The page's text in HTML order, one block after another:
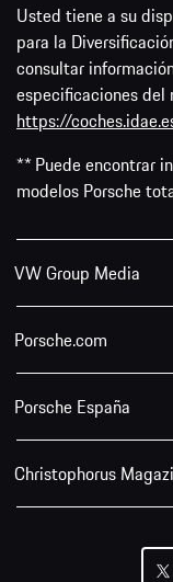
Usted tiene a su
para la
consultar
especificaciones del
https://
** Puede encontrar
modelos Porsche
VW Group Media
Porsche.com
Porsche España
Christophorus